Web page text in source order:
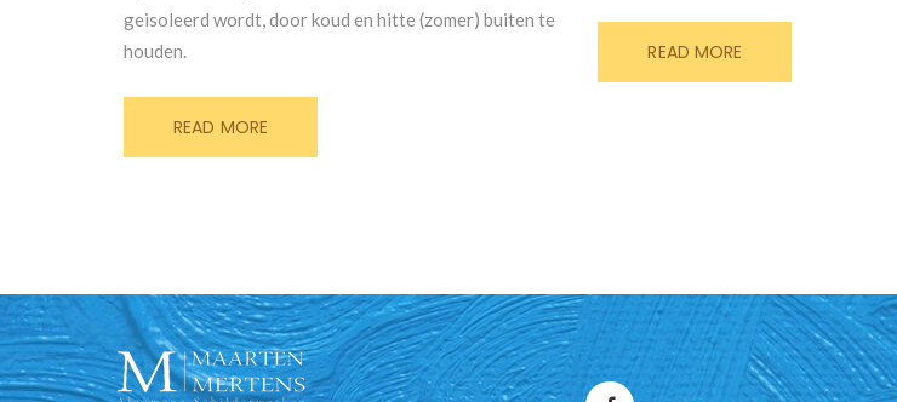
geisoleerd wordt, door koud en hitte (zomer) buiten te
houden.
READ MORE
READ MORE